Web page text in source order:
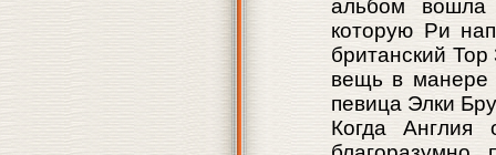
альбом
которую Ри
британский
вещь в манере
певица Элки
Когда Англия